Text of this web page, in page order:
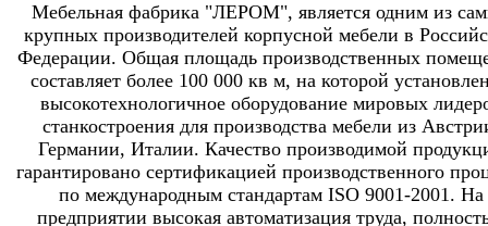
Мебельная фабрика "ЛЕРОМ", является одним из
крупных производителей корпусной мебели в
Федерации. Общая площадь производственных
составляет более 100 000 кв м, на которой
высокотехнологичное оборудование мировых
станкостроения для производства мебели из
Германии, Италии. Качество производимой
гарантировано сертификацией производственного
по международным стандартам ISO 9001-2001. На
предприятии высокая автоматизация труда,